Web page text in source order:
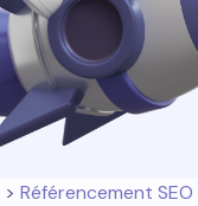
> Référencement SEO